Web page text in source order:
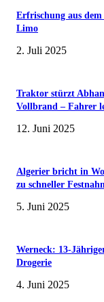
Erfrischung aus
Limo
2. Juli 2025
Traktor stürzt
Vollbrand – Fahrer
12. Juni 2025
Algerier bricht in
zu schneller
5. Juni 2025
Werneck: 13-
Drogerie
4. Juni 2025